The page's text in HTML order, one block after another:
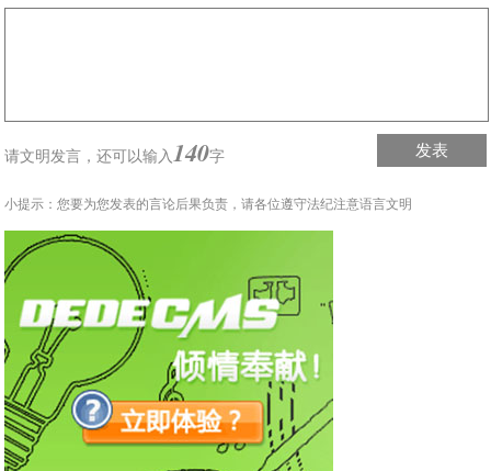
请文明发言，还可以输入140字 发表
小提示：您要为您发表的言论后果负责，请各位遵守法纪注意语言文明